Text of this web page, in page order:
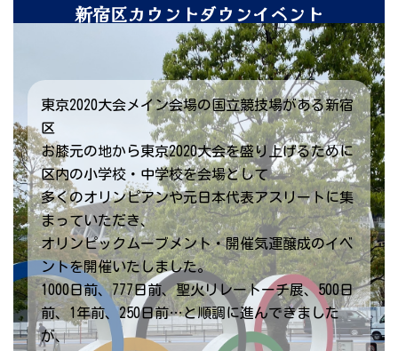
新宿区カウントダウンイベント
東京2020大会メイン会場の国立競技場がある新宿
区
お膝元の地から東京2020大会を盛り上げるために
区内の小学校・中学校を会場として
多くのオリンピアンや元日本代表アスリートに集
まっていただき、
オリンピックムーブメント・開催気運醸成のイベ
ントを開催いたしました。
1000日前、777日前、聖火リレートーチ展、500日
前、1年前、250日前…と順調に進んできました
が、